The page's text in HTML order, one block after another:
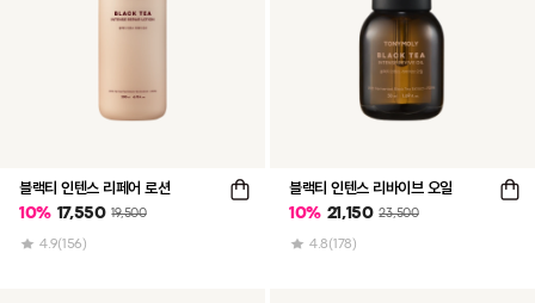
블랙티 인텐스 리페어 로션
10% 17,550 19,500
4.9(156)
블랙티 인텐스 리바이브 오일
10% 21,150 23,500
4.8 (178)